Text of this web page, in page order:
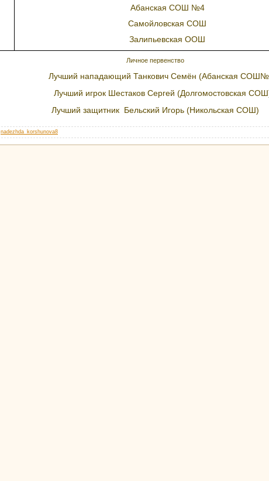
Абанская СОШ №4
Самойловская СОШ
Залипьевская ООШ
Личное первенство
Лучший нападающий Танкович Семён (Абанская
Лучший игрок Шестаков Сергей (Долгомостовская
Лучший защитник Бельский Игорь (Никольская СОШ)
nadezhda_korshunova8